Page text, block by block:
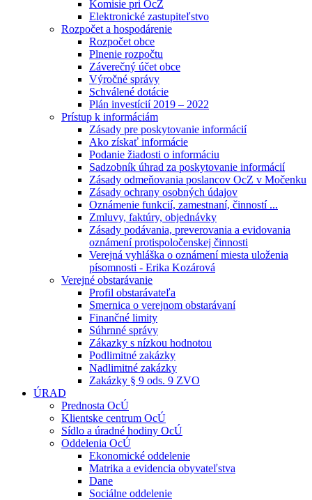
Komisie pri OcZ
Elektronické zastupiteľstvo
Rozpočet a hospodárenie
Rozpočet obce
Plnenie rozpočtu
Záverečný účet obce
Výročné správy
Schválené dotácie
Plán investícií 2019 – 2022
Prístup k informáciám
Zásady pre poskytovanie informácií
Ako získať informácie
Podanie žiadosti o informáciu
Sadzobník úhrad za poskytovanie informácií
Zásady odmeňovania poslancov OcZ v Močenku
Zásady ochrany osobných údajov
Oznámenie funkcií, zamestnaní, činností ...
Zmluvy, faktúry, objednávky
Zásady podávania, preverovania a evidovania
oznámení protispoločenskej činnosti
Verejná vyhláška o oznámení miesta uloženia
písomnosti - Erika Kozárová
Verejné obstarávanie
Profil obstarávateľa
Smernica o verejnom obstarávaní
Finančné limity
Súhrnné správy
Zákazky s nízkou hodnotou
Podlimitné zakázky
Nadlimitné zakázky
Zakázky § 9 ods. 9 ZVO
ÚRAD
Prednosta OcÚ
Klientske centrum OcÚ
Sídlo a úradné hodiny OcÚ
Oddelenia OcÚ
Ekonomické oddelenie
Matrika a evidencia obyvateľstva
Dane
Sociálne oddelenie